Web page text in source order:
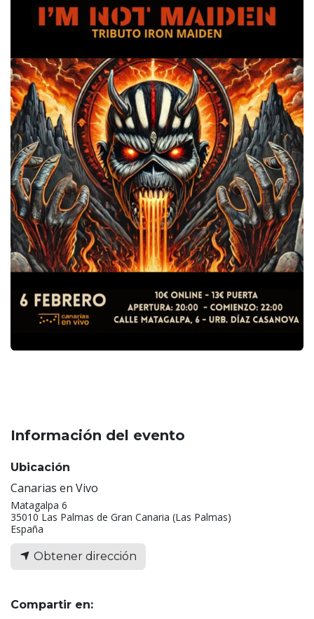
Información del evento
Ubicación
Canarias en Vivo
Matagalpa 6
35010 Las Palmas de Gran Canaria (Las Palmas)
España
Obtener dirección
Compartir en: